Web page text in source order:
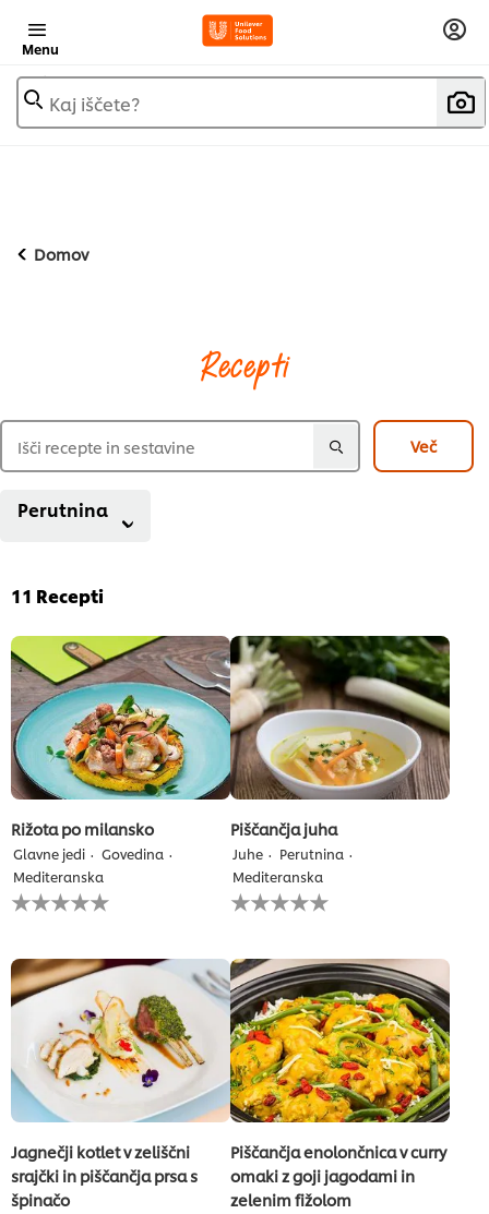
Menu
Kaj iščete?
Domov
Recepti
Več
Perutnina
11 Recepti
Rižota po milansko
Glavne jedi
Govedina
Mediteranska
Za
to
bila
predložena
nobena
ocena
Piščančja juha
Juhe
Perutnina
Mediteranska
Za
to
bila
predložena
nobena
ocena
Jagnečji kotlet v zeliščni
srajčki in piščančja prsa s
špinačo
Piščančja enolončnica v curry
omaki z goji jagodami in
zelenim fižolom